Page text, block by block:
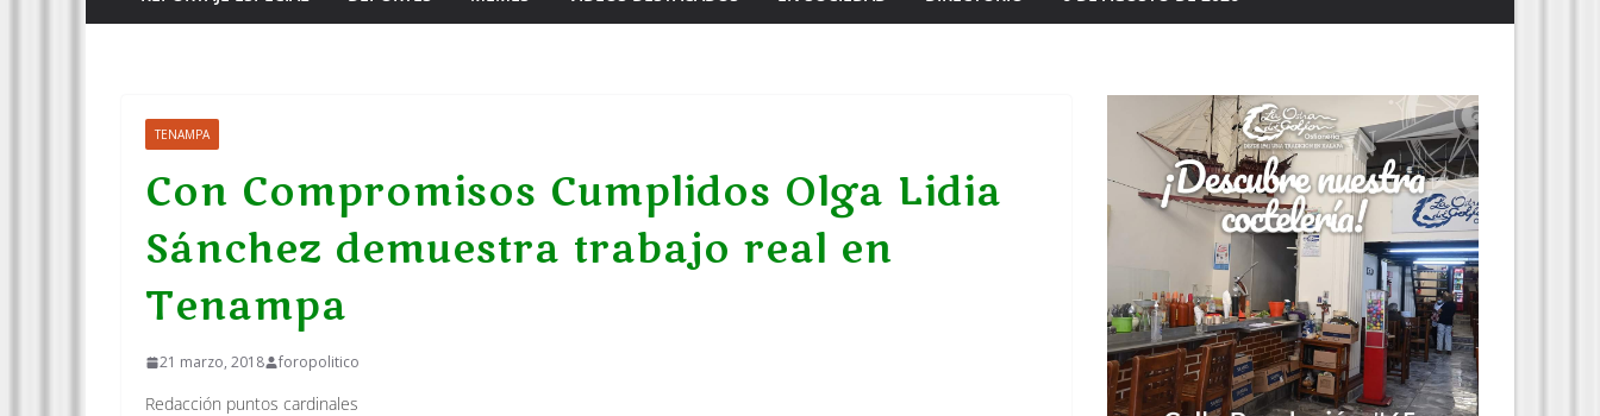
TENAMPA
Con Compromisos Cumplidos Olga Lidia
Sánchez demuestra trabajo real en
Tenampa
21 marzo, 2018 foropolitico
Redacción puntos cardinales